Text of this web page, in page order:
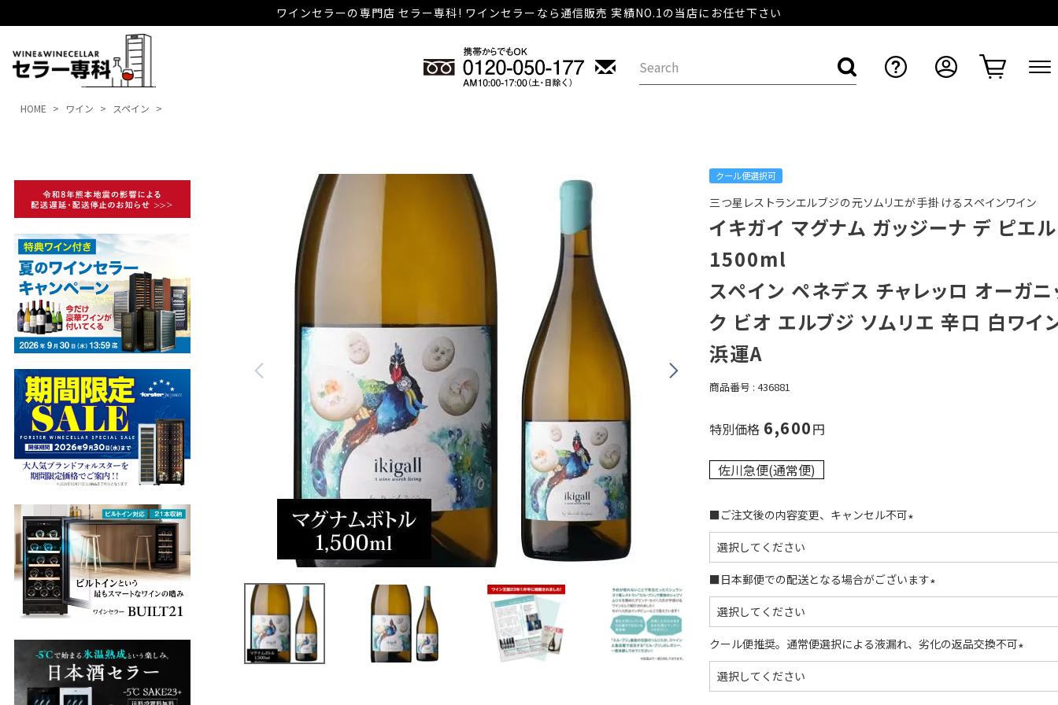
ワインセラーの専門店 セラー専科! ワインセラーなら通信販売 実績NO.1の当店にお任せ下さい
HOME ワイン スペイン
クール便選択可
三つ星レストランエルブジの元ソムリエが手掛けるスペインワイン
イキガイ マグナム ガッジーナ デ ピエル
1500ml
スペイン ペネデス チャレッロ オーガニ
ク ビオ エルブジ ソムリエ 辛口 白ワイ
浜運A
商品番号 436881
特別価格 6,600
佐川急便(通常便)
■ご注文後の内容変更、キャンセル不可
須
)
■日本郵便での配送となる場合がございます
須
)
クール便推奨。通常便選択による液漏れ、劣化の返品交換不可